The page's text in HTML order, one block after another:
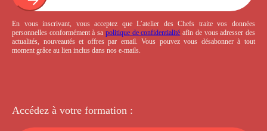
En vous inscrivant, vous acceptez que L’atelier des Chefs traite vos données
personnelles conformément à sa politique de confidentialité afin de vous adresser des
actualités, nouveautés et offres par email. Vous pouvez vous désabonner à tout
moment grâce au lien inclus dans nos e-mails.
Accédez à votre formation :